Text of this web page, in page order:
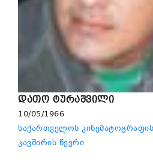
დათო ტურაშვილი
10/05/1966
საქართველოს
კავშირის წევრი